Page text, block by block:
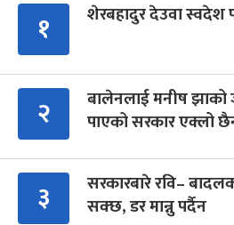
१ शेरबहादुर देउवा स्वदेश
२
बालेनलाई मनीष
पाएको सरकार एक्लो
३
सरकारबारे रवि–
सक्छ, डर मान्नु पर्दैन